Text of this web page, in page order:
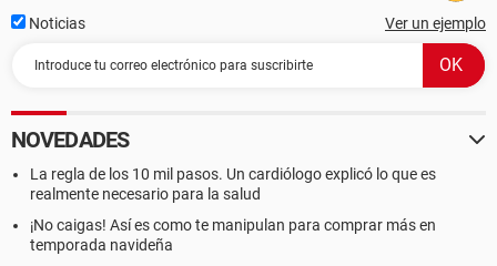
Noticias Ver un ejemplo
NOVEDADES
La regla de los 10 mil pasos. Un cardiólogo explicó lo que es
realmente necesario para la salud
¡No caigas! Así es como te manipulan para comprar más en
temporada navideña